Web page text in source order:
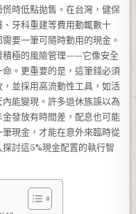
時低點拋售。在台灣，健保
牙科重建等費用動輒數十
要一筆可隨時動用的現金。
積極的風險管理——它像安全
。更重要的是，這筆錢必須
並採用高流動性工具，如活
能變現。許多退休族誤以為
金發放有時間差，配息也可能
現金，才能在意外來臨時從
討這5%現金配置的執行智